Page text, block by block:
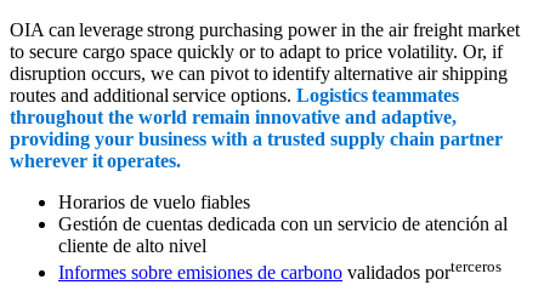
OIA can leverage strong purchasing power in the air freight market
to secure cargo space quickly or to adapt to price volatility. Or, if
disruption occurs, we can pivot to identify alternative air shipping
routes and additional service options. Logistics teammates
throughout the world remain innovative and adaptive,
providing your business with a trusted supply chain partner
wherever it operates.
Horarios de vuelo fiables
Gestión de cuentas dedicada con un servicio de atención al
cliente de alto nivel
Informes sobre emisiones de carbono validados porterceros